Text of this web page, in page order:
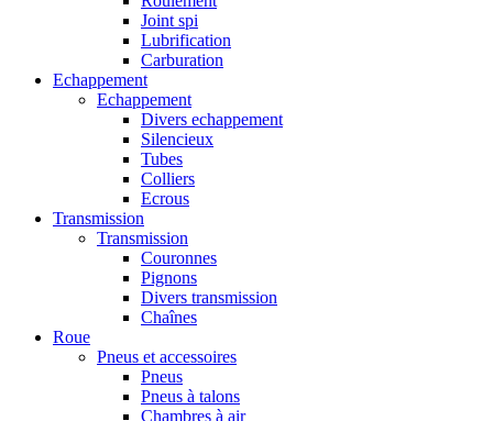
Joint spi
Lubrification
Carburation
Echappement
Echappement
Divers echappement
Silencieux
Tubes
Colliers
Ecrous
Transmission
Transmission
Couronnes
Pignons
Divers transmission
Chaînes
Roue
Pneus et accessoires
Pneus
Pneus à talons
Chambres à air